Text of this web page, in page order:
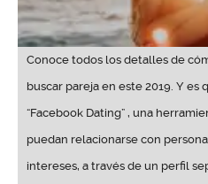
Conoce todos los detalles de
buscar pareja en este 2019. Y es
“Facebook Dating” , una
puedan relacionarse con
intereses, a través de un perfil